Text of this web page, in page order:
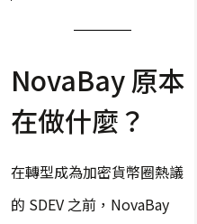
NovaBay 原本
在做什麼？
在轉型成為加密貨幣圈熱議
的 SDEV 之前，NovaBay